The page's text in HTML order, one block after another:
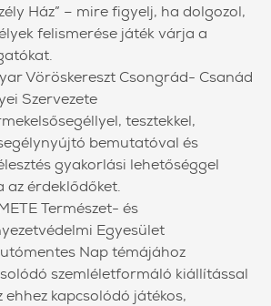
Ház” – mire figyelj, ha dolgozol,
felismerése játék várja a
Vöröskereszt Csongrád- Csanád
Szervezete
tesztekkel,
bemutatóval és
gyakorlási lehetőséggel
az érdeklődőket.
Természet- és
Egyesület
Nap témájához
szemléletformáló kiállítással
ehhez kapcsolódó játékos,